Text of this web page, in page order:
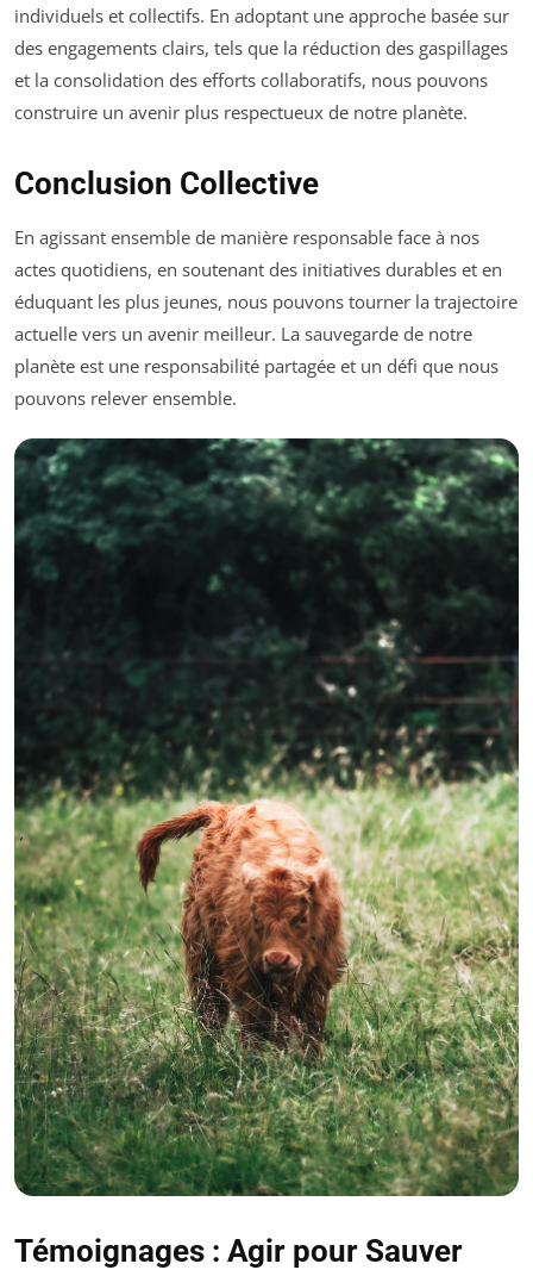
individuels et collectifs. En adoptant une approche basée sur
des engagements clairs, tels que la réduction des gaspillages
et la consolidation des efforts collaboratifs, nous pouvons
construire un avenir plus respectueux de notre planète.
Conclusion Collective
En agissant ensemble de manière responsable face à nos
actes quotidiens, en soutenant des initiatives durables et en
éduquant les plus jeunes, nous pouvons tourner la trajectoire
actuelle vers un avenir meilleur. La sauvegarde de notre
planète est une responsabilité partagée et un défi que nous
pouvons relever ensemble.
Témoignages : Agir pour Sauver